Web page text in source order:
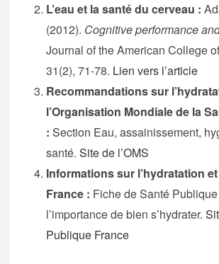
L’eau et la santé du cerveau :
(2012). Cognitive performance
Journal of the American College
31(2), 71-78. Lien vers l’article
Recommandations sur
l’Organisation Mondiale de la
: Section Eau, assainissement,
santé.Site de l’OMS
Informations sur l’hydratation
France : Fiche de Santé
l’importance de bien s’hydrater.
Publique France